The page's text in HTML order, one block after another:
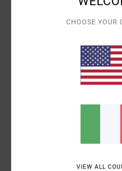
Codice
Cotone,
Vita elasticizzata
Tasche sulla giunzione
Cintura interna con
CHOOSE YOUR
VIEW ALL